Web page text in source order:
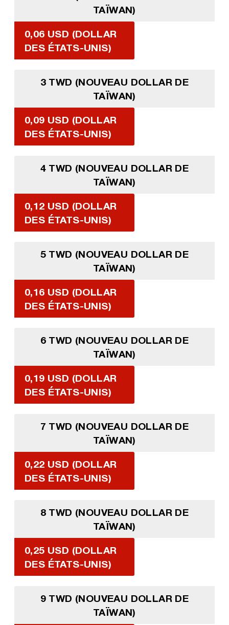
TAÏWAN)
0,06 USD (DOLLAR
DES ÉTATS-UNIS)
3 TWD (NOUVEAU DOLLAR DE
TAÏWAN)
0,09 USD (DOLLAR
DES ÉTATS-UNIS)
4 TWD (NOUVEAU DOLLAR DE
TAÏWAN)
0,12 USD (DOLLAR
DES ÉTATS-UNIS)
5 TWD (NOUVEAU DOLLAR DE
TAÏWAN)
0,16 USD (DOLLAR
DES ÉTATS-UNIS)
6 TWD (NOUVEAU DOLLAR DE
TAÏWAN)
0,19 USD (DOLLAR
DES ÉTATS-UNIS)
7 TWD (NOUVEAU DOLLAR DE
TAÏWAN)
0,22 USD (DOLLAR
DES ÉTATS-UNIS)
8 TWD (NOUVEAU DOLLAR DE
TAÏWAN)
0,25 USD (DOLLAR
DES ÉTATS-UNIS)
9 TWD (NOUVEAU DOLLAR DE
TAÏWAN)